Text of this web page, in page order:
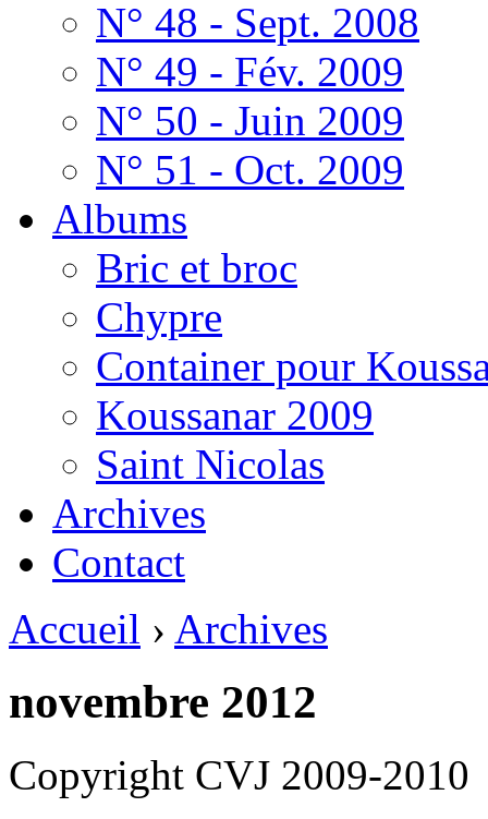
N° 48 - Sept. 2008
N° 49 - Fév. 2009
N° 50 - Juin 2009
N° 51 - Oct. 2009
Albums
Bric et broc
Chypre
Container pour
Koussanar 2009
Saint Nicolas
Archives
Contact
Accueil › Archives
novembre 2012
Copyright CVJ 2009-2010